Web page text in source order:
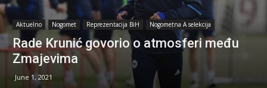
Aktuelno Nogomet Reprezentacija BiH Nogometna A selekcija
Rade Krunić govorio o atmosferi među
Zmajevima
June 1, 2021